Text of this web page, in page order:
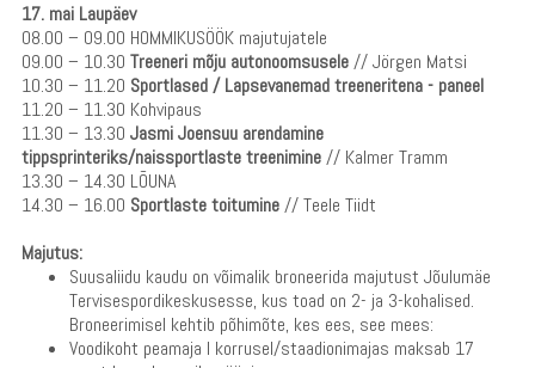
17. mai Laupäev
08.00 – 09.00 HOMMIKUSÖÖK majutujatele
09.00 – 10.30 Treeneri mõju autonoomsusele// Jörgen Matsi
10.30 – 11.20 Sportlased / Lapsevanemad treeneritena - paneel
11.20 – 11.30 Kohvipaus
11.30 – 13.30 Jasmi Joensuu arendamine
tippsprinteriks/naissportlaste treenimine// Kalmer Tramm
13.30 – 14.30 LÕUNA
14.30 – 16.00 Sportlaste toitumine// Teele Tiidt
Majutus:
Suusaliidu kaudu on võimalik broneerida majutust Jõulumäe
Tervisespordikeskusesse, kus toad on 2- ja 3-kohalised.
Broneerimisel kehtib põhimõte, kes ees, see mees:
Voodikoht peamaja I korrusel/staadionimajas maksab 17